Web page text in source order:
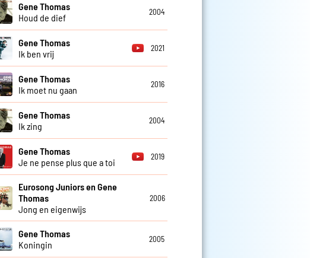
Gene Thomas
Houd de dief
2004
Gene Thomas
Ik ben vrij
2021
Gene Thomas
Ik moet nu gaan
2016
Gene Thomas
Ik zing
2004
Gene Thomas
Je ne pense plus que a toi
2019
Eurosong Juniors en Gene
Thomas
Jong en eigenwijs
2006
Gene Thomas
Koningin
2005